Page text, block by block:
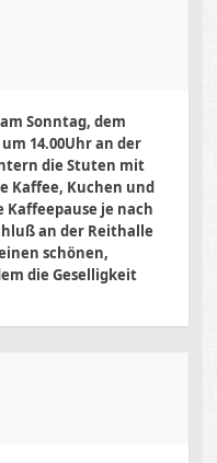
Sonntag, dem
14.00Uhr an der
die Stuten mit
Kaffee, Kuchen und
Kaffeepause je nach
an der Reithalle
schönen,
die Geselligkeit